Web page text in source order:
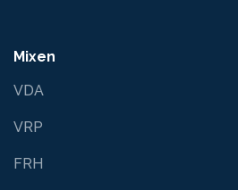
Mixen
VDA
VRP
FRH